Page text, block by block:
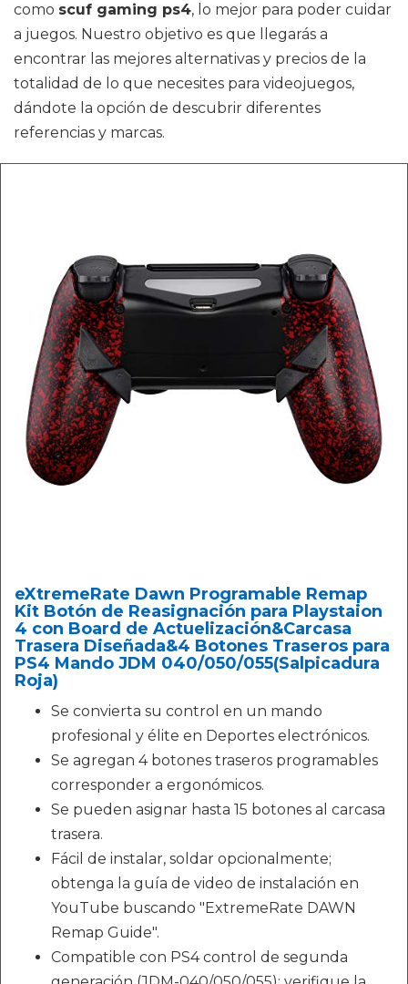
como scuf gaming ps4, lo mejor para poder cuidar
a juegos. Nuestro objetivo es que llegarás a
encontrar las mejores alternativas y precios de la
totalidad de lo que necesites para videojuegos,
dándote la opción de descubrir diferentes
referencias y marcas.
eXtremeRate Dawn Programable Remap
Kit Botón de Reasignación para Playstaion
4 con Board de Actuelización&Carcasa
Trasera Diseñada&4 Botones Traseros para
PS4 Mando JDM 040/050/055(Salpicadura
Roja)
Se convierta su control en un mando
profesional y élite en Deportes electrónicos.
Se agregan 4 botones traseros programables
corresponder a ergonómicos.
Se pueden asignar hasta 15 botones al carcasa
trasera.
Fácil de instalar, soldar opcionalmente;
obtenga la guía de video de instalación en
YouTube buscando "ExtremeRate DAWN
Remap Guide".
Compatible con PS4 control de segunda